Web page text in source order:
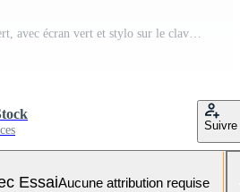
Ordinateur portable ouvert, avec écran vert et stylo sur le clavier, bras flou Vidéo Pro
Suivre
EssaiAucune attribution requise